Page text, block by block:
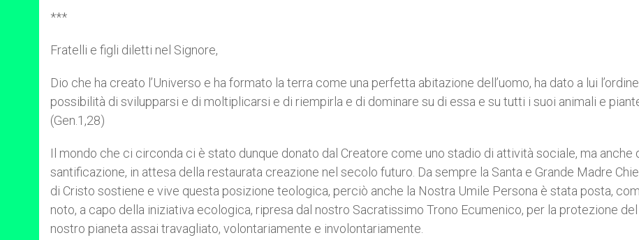
***
Fratelli e figli diletti nel Signore,
Dio che ha creato l’Universo e ha formato la terra come una perfetta abitazione dell’uomo, ha dato a lui
possibilità di svilupparsi e di moltiplicarsi e di riempirla e di dominare su di essa e su tutti i suoi animali e
(Gen.1,28)
Il mondo che ci circonda ci è stato dunque donato dal Creatore come uno stadio di attività sociale, ma anche
santificazione, in attesa della restaurata creazione nel secolo futuro. Da sempre la Santa e Grande Madre
di Cristo sostiene e vive questa posizione teologica, perciò anche la Nostra Umile Persona è stata posta,
noto, a capo della iniziativa ecologica, ripresa dal nostro Sacratissimo Trono Ecumenico, per la protezione del
nostro pianeta assai travagliato, volontariamente e involontariamente.